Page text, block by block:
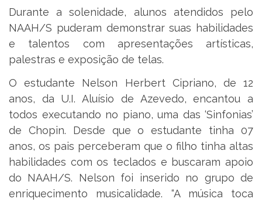
Durante a solenidade, alunos atendidos pelo
NAAH/S puderam demonstrar suas habilidades
e talentos com apresentações artísticas,
palestras e exposição de telas.
O estudante Nelson Herbert Cipriano, de 12
anos, da U.I. Aluísio de Azevedo, encantou a
todos executando no piano, uma das ‘Sinfonias’
de Chopin. Desde que o estudante tinha 07
anos, os pais perceberam que o filho tinha altas
habilidades com os teclados e buscaram apoio
do NAAH/S. Nelson foi inserido no grupo de
enriquecimento musicalidade. “A música toca